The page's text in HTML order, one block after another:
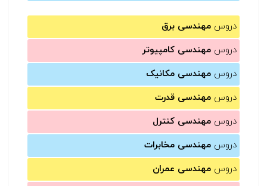
دروس مهندسی برق
دروس مهندسی کامپیوتر
دروس مهندسی مکانیک
دروس مهندسی قدرت
دروس مهندسی کنترل
دروس مهندسی مخابرات
دروس مهندسی عمران